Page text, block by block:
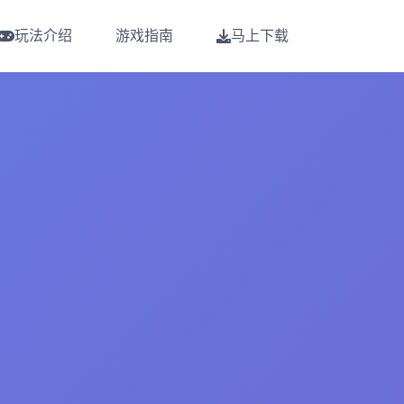
玩法介绍 游戏指南 马上下载